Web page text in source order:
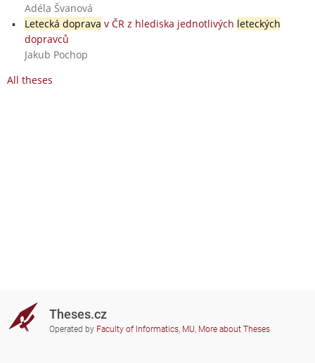
Adéla Švanová
Letecká doprava v ČR z hlediska jednotlivých leteckých
dopravců
Jakub Pochop
All theses
Theses.cz
Operated by Faculty of Informatics, MU, More about Theses